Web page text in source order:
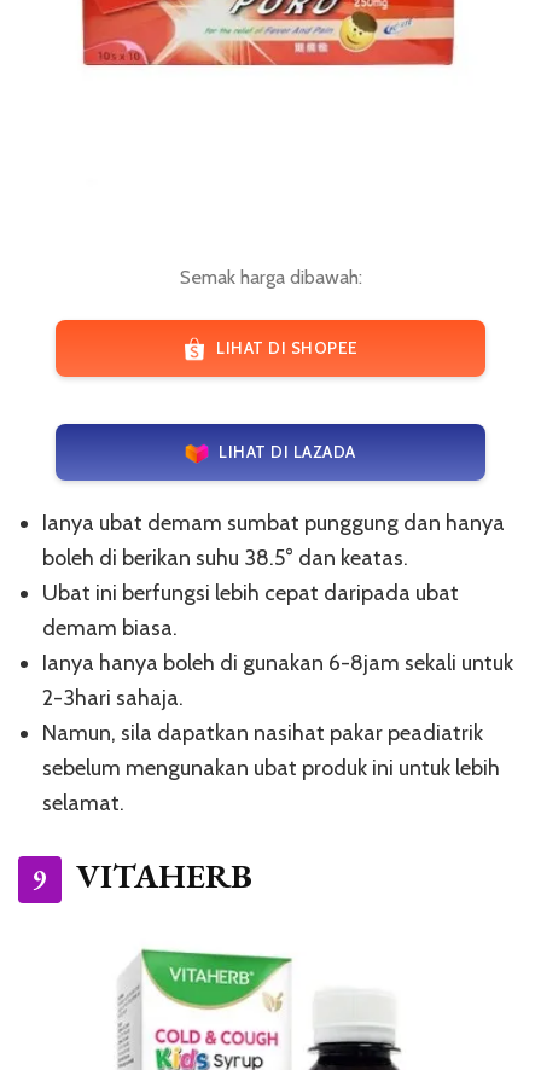
Semak harga dibawah:
LIHAT DI SHOPEE
LIHAT DI LAZADA
Ianya ubat demam sumbat punggung dan hanya
boleh di berikan suhu 38.5° dan keatas.
Ubat ini berfungsi lebih cepat daripada ubat
demam biasa.
Ianya hanya boleh di gunakan 6-8jam sekali untuk
2-3hari sahaja.
Namun, sila dapatkan nasihat pakar peadiatrik
sebelum mengunakan ubat produk ini untuk lebih
selamat.
9 VITAHERB